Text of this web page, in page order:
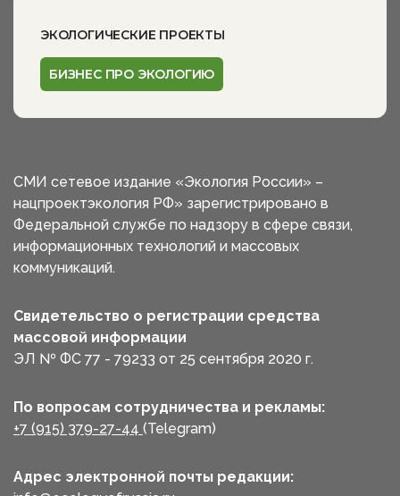
ЭКОЛОГИЧЕСКИЕ ПРОЕКТЫ
БИЗНЕС ПРО ЭКОЛОГИЮ
СМИ сетевое издание «Экология России» –
нацпроектэкология РФ» зарегистрировано в
Федеральной службе по надзору в сфере связи,
информационных технологий и массовых
коммуникаций.
Свидетельство о регистрации средства
массовой информации
ЭЛ № ФС 77 - 79233 от 25 сентября 2020 г.
По вопросам сотрудничества и рекламы:
+7 (915) 379-27-44 (Telegram)
Адрес электронной почты редакции: